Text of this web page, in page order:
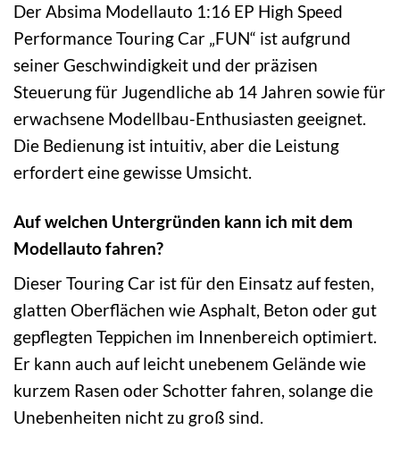
Der Absima Modellauto 1:16 EP High Speed
Performance Touring Car „FUN“ ist aufgrund
seiner Geschwindigkeit und der präzisen
Steuerung für Jugendliche ab 14 Jahren sowie für
erwachsene Modellbau-Enthusiasten geeignet.
Die Bedienung ist intuitiv, aber die Leistung
erfordert eine gewisse Umsicht.
Auf welchen Untergründen kann ich mit dem
Modellauto fahren?
Dieser Touring Car ist für den Einsatz auf festen,
glatten Oberflächen wie Asphalt, Beton oder gut
gepflegten Teppichen im Innenbereich optimiert.
Er kann auch auf leicht unebenem Gelände wie
kurzem Rasen oder Schotter fahren, solange die
Unebenheiten nicht zu groß sind.